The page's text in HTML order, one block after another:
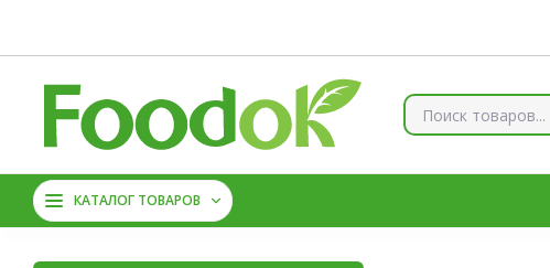
КАТАЛОГ ТОВАРОВ
МАГНИЙ
АМИНОКИСЛОТЫ